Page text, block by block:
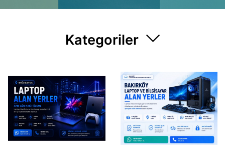
Kategoriler